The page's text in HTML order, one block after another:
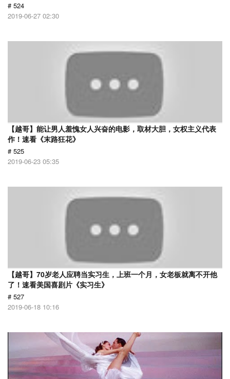
# 524
2019-06-27 02:30
【越哥】能让男人羞愧女人兴奋的电影，取材大胆，女权主义代表
作！速看《末路狂花》
# 525
2019-06-23 05:35
【越哥】70岁老人应聘当实习生，上班一个月，女老板就离不开他
了！速看美国喜剧片《实习生》
# 527
2019-06-18 10:16